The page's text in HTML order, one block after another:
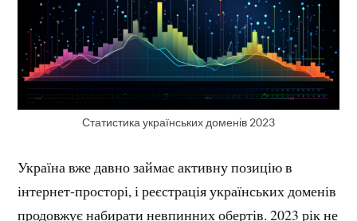
Статистика українських доменів 2023
Україна вже давно займає активну позицію в
інтернет-просторі, і реєстрація українських доменів
продовжує набирати невпинних обертів. 2023 рік не